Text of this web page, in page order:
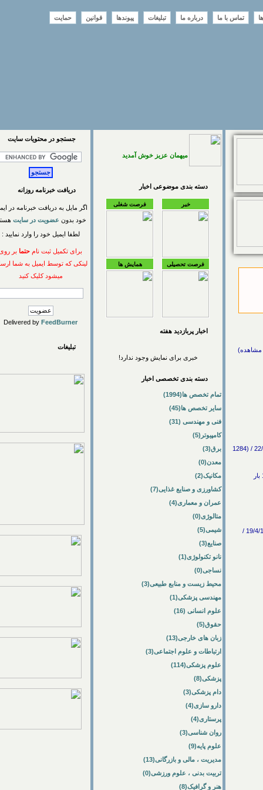
تماس با ما درباره ما تبلیغات پیوندها قوانین حمایت
برگزاري يازدهمين کنفرانس ملي مهندسي ساخت و توليد ايران در دانشگاه تبريز / فنی و مهندسی -> صنایع / 22/3/1389 / (1284
ICERI 2009 International Conference of Education Research and Innovation / فنی و مهندسی -> صنایع / 19/4/1388 /
میهمان عزیز خوش آمدید
دسته بندی موضوعی اخبار
فرصت شغلی
فرصت تحصیلی همایش ها
اخبار پربازديد هفته
خبری برای نمایش وجود ندارد!
دسته بندی تخصصی اخبار
تمام تخصص ها(1994)
سایر تخصص ها(45)
فنی و مهندسی (31)
کامپیوتر(5)
برق(3)
معدن(0)
مکانیک(2)
کشاورزی و صنایع غذایی(7)
عمران و معماری(4)
متالوژی(0)
شیمی(5)
صنایع(3)
نانو تکنولوژی(1)
نساجی(0)
محیط زیست و منابع طبیعی(3)
مهندسی پزشکی(1)
علوم انسانی (16)
حقوق(5)
زبان های خارجی(13)
ارتباطات و علوم اجتماعی(3)
علوم پزشکی(114)
پزشکی(8)
دام پزشکی(3)
دارو سازی(4)
پرستاری(4)
روان شناسی(3)
علوم پایه(9)
مدیریت ، مالی و بازرگانی(13)
تربیت بدنی ، علوم ورزشی(0)
هنر و گرافیک(8)
جستجو در محتويات سايت
دریافت خبرنامه روزانه
اگر مایل به دریافت خبرنامه در ایمیل
خود بدونعضویت در سایتهستید
لطفا ایمیل خود را وارد نمایید :
برای تکمیل ثبت نام حتمابر روی
لینکی که توسط ایمیل به شما ارسال
میشود کلیک کنید
Delivered byFeedBurner
تبلیغات